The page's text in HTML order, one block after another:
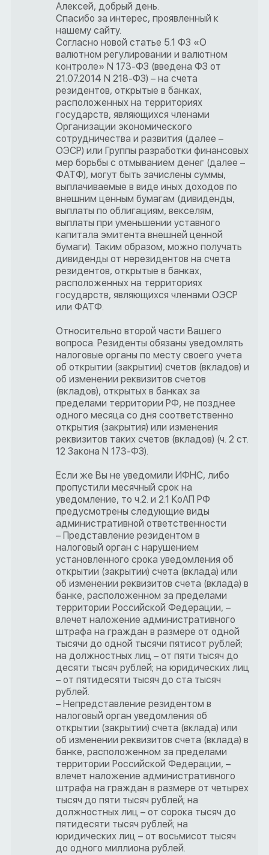
Алексей, добрый день.
Спасибо за интерес, проявленный к
нашему сайту.
Согласно новой статье 5.1 ФЗ «О
валютном регулировании и валютном
контроле» N 173-ФЗ (введена ФЗ от
21.07.2014 N 218-ФЗ) – на счета
резидентов, открытые в банках,
расположенных на территориях
государств, являющихся членами
Организации экономического
сотрудничества и развития (далее –
ОЭСР) или Группы разработки финансовых
мер борьбы с отмыванием денег (далее –
ФАТФ), могут быть зачислены суммы,
выплачиваемые в виде иных доходов по
внешним ценным бумагам (дивиденды,
выплаты по облигациям, векселям,
выплаты при уменьшении уставного
капитала эмитента внешней ценной
бумаги). Таким образом, можно получать
дивиденды от нерезидентов на счета
резидентов, открытые в банках,
расположенных на территориях
государств, являющихся членами ОЭСР
или ФАТФ.
Относительно второй части Вашего
вопроса. Резиденты обязаны уведомлять
налоговые органы по месту своего учета
об открытии (закрытии) счетов (вкладов) и
об изменении реквизитов счетов
(вкладов), открытых в банках за
пределами территории РФ, не позднее
одного месяца со дня соответственно
открытия (закрытия) или изменения
реквизитов таких счетов (вкладов) (ч. 2 ст.
12 Закона N 173-ФЗ).
Если же Вы не уведомили ИФНС, либо
пропустили месячный срок на
уведомление, то ч.2. и 2.1 КоАП РФ
предусмотрены следующие виды
административной ответственности
– Представление резидентом в
налоговый орган с нарушением
установленного срока уведомления об
открытии (закрытии) счета (вклада) или
об изменении реквизитов счета (вклада) в
банке, расположенном за пределами
территории Российской Федерации, –
влечет наложение административного
штрафа на граждан в размере от одной
тысячи до одной тысячи пятисот рублей;
на должностных лиц – от пяти тысяч до
десяти тысяч рублей; на юридических лиц
– от пятидесяти тысяч до ста тысяч
рублей.
– Непредставление резидентом в
налоговый орган уведомления об
открытии (закрытии) счета (вклада) или
об изменении реквизитов счета (вклада) в
банке, расположенном за пределами
территории Российской Федерации, –
влечет наложение административного
штрафа на граждан в размере от четырех
тысяч до пяти тысяч рублей; на
должностных лиц – от сорока тысяч до
пятидесяти тысяч рублей; на
юридических лиц – от восьмисот тысяч
до одного миллиона рублей.